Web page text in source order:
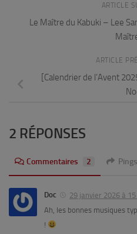
ARTICLE
Le Maître du Kabuki – Lee
ARTICLE
[Calendrier de l’Avent
2 RÉPONSES
Commentaires 2 Pings
Doc
29 janvier 2026 à
Ah, les bonnes musiques
!